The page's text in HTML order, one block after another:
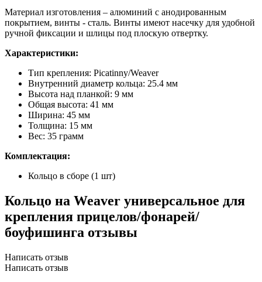
Материал изготовления – алюминий с анодированным
покрытием, винты - сталь. Винты имеют насечку для удобной
ручной фиксации и шлицы под плоскую отвертку.
Характеристики:
Тип крепления: Picatinny/Weaver
Внутренний диаметр кольца: 25.4 мм
Высота над планкой: 9 мм
Общая высота: 41 мм
Ширина: 45 мм
Толщина: 15 мм
Вес: 35 грамм
Комплектация:
Кольцо в сборе (1 шт)
Кольцо на Weaver универсальное для
крепления прицелов/фонарей/
боуфишинга отзывы
Написать отзыв
Написать отзыв